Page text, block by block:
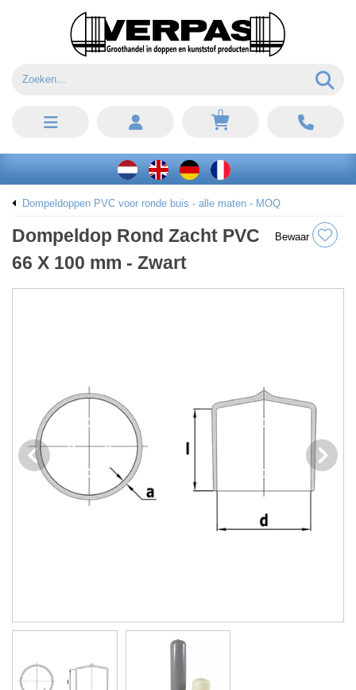
0
Dompeldoppen PVC voor ronde buis - alle maten - MOQ
Dompeldop Rond Zacht PVC
66 X 100 mm - Zwart
Bewaar